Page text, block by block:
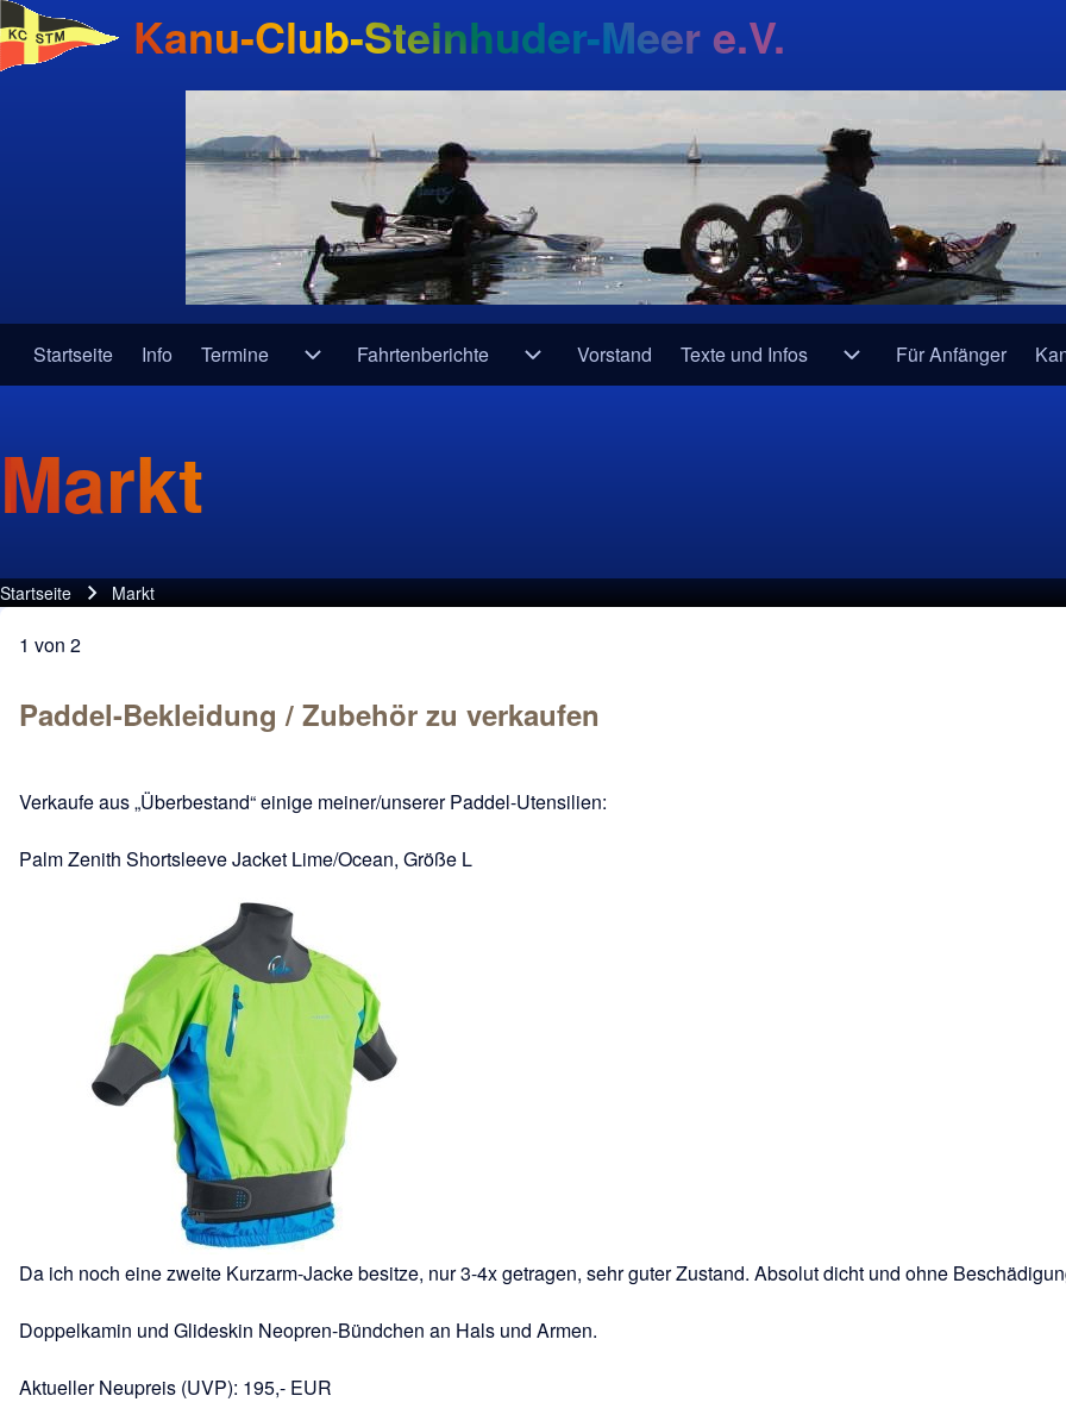
Kanu-Club-Steinhuder-Meer e.V.
Navigation
Startseite Info Termine Fahrtenberichte Vorstand Texte und Infos
Unternavigation von
Für Anfänger
Markt
Pfadnavigation
Startseite Markt
1 von 2
Paddel-Bekleidung / Zubehör zu verkaufen
Verkaufe aus „Überbestand“ einige meiner/unserer Paddel-Utensilien:
Palm Zenith Shortsleeve Jacket Lime/Ocean, Größe L
Da ich noch eine zweite Kurzarm-Jacke besitze, nur 3-4x getragen, sehr guter Zustand. Absolut dicht und ohne
Doppelkamin und Glideskin Neopren-Bündchen an Hals und Armen.
Aktueller Neupreis (UVP): 195,- EUR